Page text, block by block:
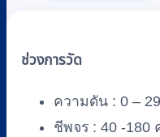
ช่วงการวัด
ความดัน : 0 –
ชีพจร : 40 -180